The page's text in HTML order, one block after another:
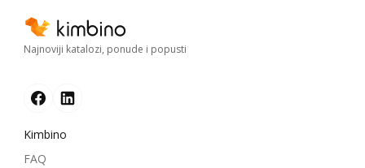
Najnoviji katalozi, ponude i popusti
Kimbino
FAQ